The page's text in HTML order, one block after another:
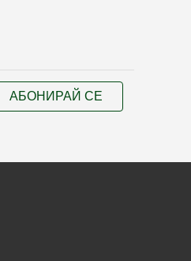
АБОНИРАЙ СЕ